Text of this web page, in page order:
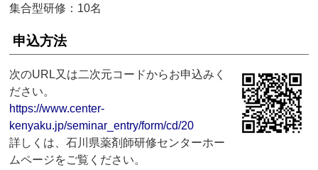
集合型研修：10名
申込方法
次のURL又は二次元コードからお申込みく
ださい。
https://www.center-
kenyaku.jp/seminar_entry/form/cd/20
詳しくは、石川県薬剤師研修センターホー
ムページをご覧ください。